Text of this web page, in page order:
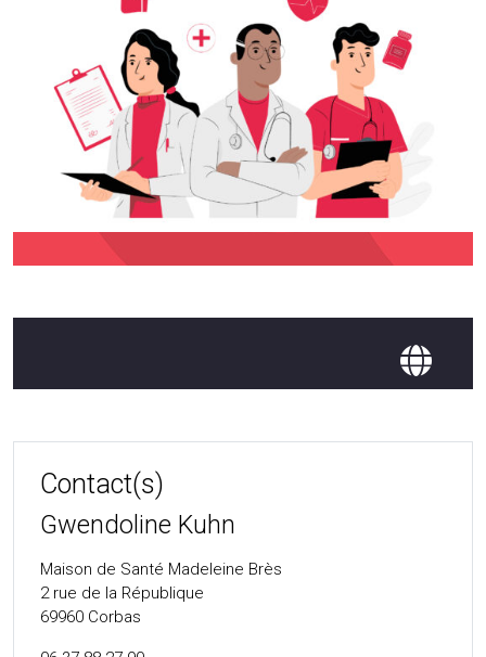
Contact(s)
Gwendoline Kuhn
Maison de Santé Madeleine Brès
2 rue de la République
69960 Corbas